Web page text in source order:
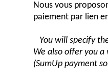
Nous vous
paiement par lien
You will specify
We also offer you a
(SumUp payment